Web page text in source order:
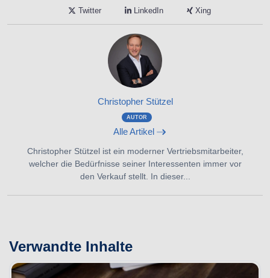
Twitter LinkedIn Xing
Christopher Stützel
AUTOR
Alle Artikel
Christopher Stützel ist ein moderner Vertriebsmitarbeiter,
welcher die Bedürfnisse seiner Interessenten immer vor
den Verkauf stellt. In dieser...
Verwandte Inhalte